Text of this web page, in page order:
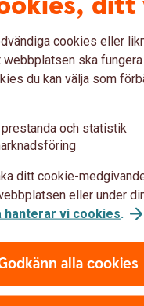
att hjälpa ditt
att hjälpa ditt barn
ditt barn köpabostad
cookies eller
ska
du kan välja som
prestanda och statistik
ditt cookie-
eller under
hanterar vi cookies.
alla cookies